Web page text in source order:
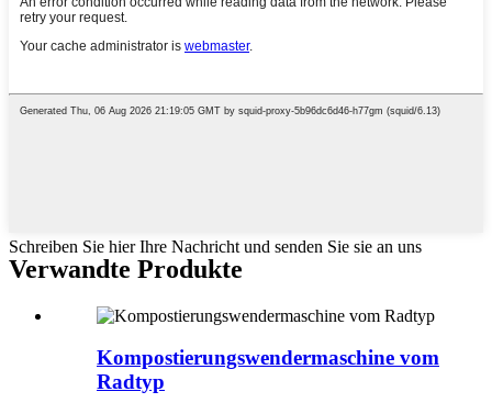
Schreiben Sie hier Ihre Nachricht und senden Sie sie an uns
Verwandte Produkte
Kompostierungswendermaschine vom
Radtyp